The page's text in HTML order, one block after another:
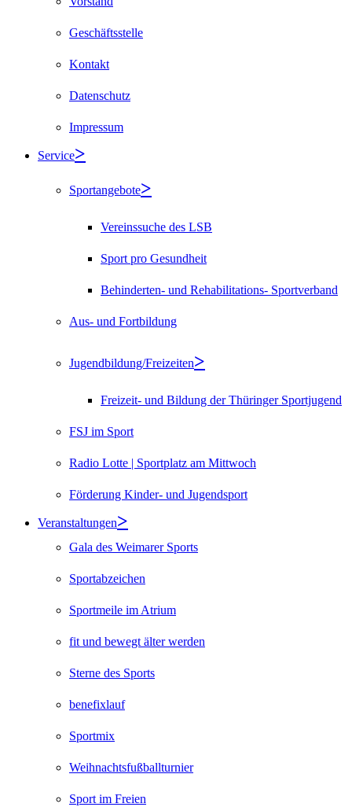
Geschäftsstelle
Kontakt
Datenschutz
Impressum
Service
Sportangebote
Vereinssuche des LSB
Sport pro Gesundheit
Behinderten- und Rehabilitations- Sportverband
Aus- und Fortbildung
Jugendbildung/Freizeiten
Freizeit- und Bildung der Thüringer Sportjugend
FSJ im Sport
Radio Lotte | Sportplatz am Mittwoch
Förderung Kinder- und Jugendsport
Veranstaltungen
Gala des Weimarer Sports
Sportabzeichen
Sportmeile im Atrium
fit und bewegt älter werden
Sterne des Sports
benefixlauf
Sportmix
Weihnachtsfußballturnier
Sport im Freien